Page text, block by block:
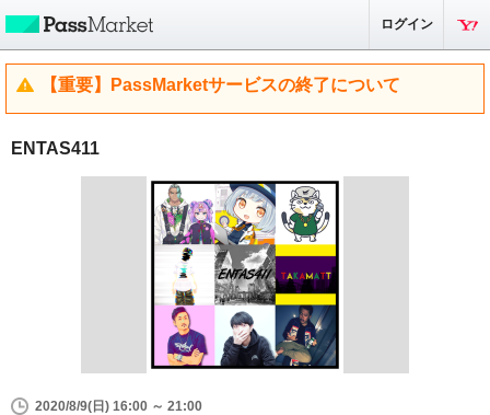
ログイン
【重要】PassMarketサービスの終了について
ENTAS411
2020/8/9(日) 16:00 ～ 21:00